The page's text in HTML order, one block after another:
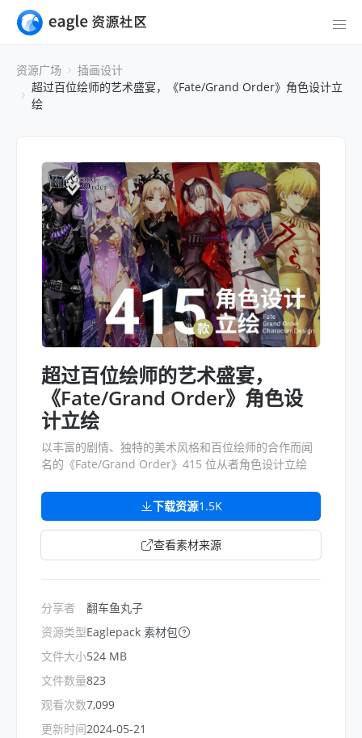
资源广场
插画设计
超过百位绘师的艺术盛宴，《Fate/Grand Order》角色设计立
绘
超过百位绘师的艺术盛宴，
《Fate/Grand Order》角色设
计立绘
以丰富的剧情、独特的美术风格和百位绘师的合作而闻
名的《Fate/Grand Order》415 位从者角色设计立绘
下载资源1.5K
查看素材来源
分享者
资源类型
文件大小
文件数量
观看次数
更新时间
翻车鱼丸子
Eaglepack 素材包
524 MB
823
7,099
2024-05-21